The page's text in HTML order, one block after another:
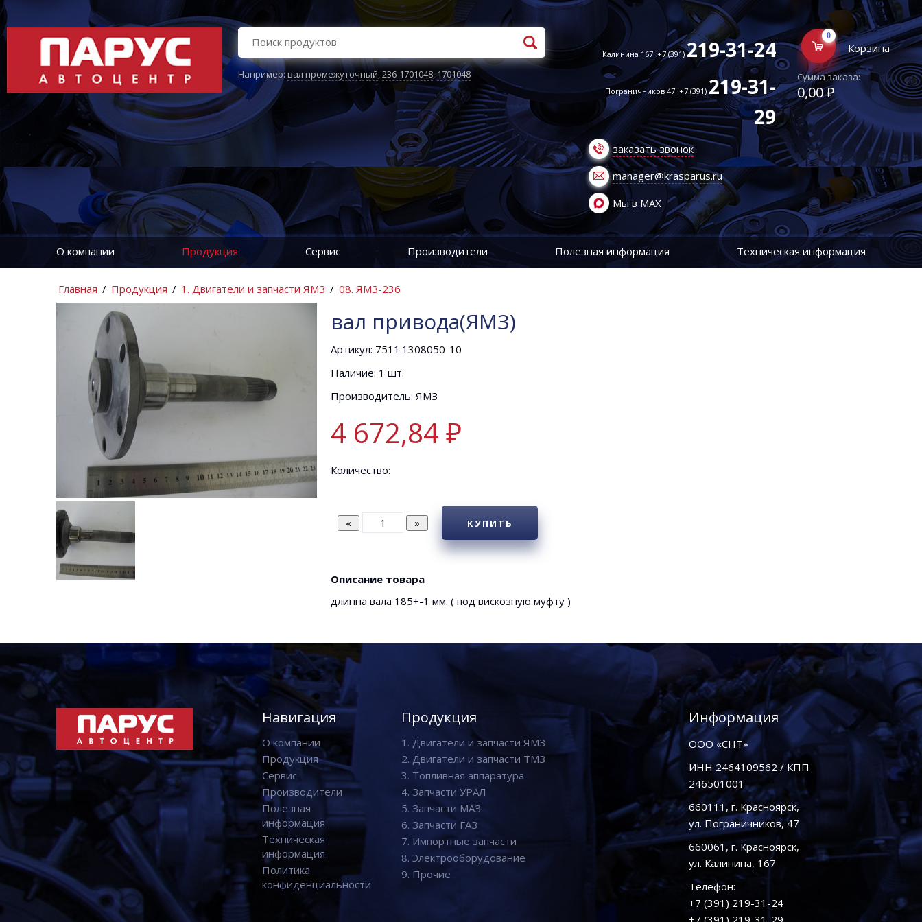
Например:вал промежуточный,236-1701048,1701048
Калинина 167: +7 (391)219-31-24
Пограничников 47: +7 (391)219-31-
29
заказать звонок
manager@krasparus.ru
Мы в MAX
0
Корзина
Сумма заказа:
0,00 ₽
О компании Продукция Сервис Производители Полезная информация Техническая информация
Главная / Продукция / 1. Двигатели и запчасти ЯМЗ / 08. ЯМЗ-236
вал привода(ЯМЗ)
Артикул: 7511.1308050-10
Наличие: 1 шт.
Производитель: ЯМЗ
4 672,84 ₽
Количество:
КУПИТЬ
Описание товара
длинна вала 185+-1 мм. ( под вискозную муфту )
Навигация
О компании
Продукция
Сервис
Производители
Полезная
информация
Техническая
информация
Политика
конфиденциальности
Продукция
1. Двигатели и запчасти ЯМЗ
2. Двигатели и запчасти ТМЗ
3. Топливная аппаратура
4. Запчасти УРАЛ
5. Запчасти МАЗ
6. Запчасти ГАЗ
7. Импортные запчасти
8. Электрооборудование
9. Прочие
Информация
ООО «СНТ»
ИНН 2464109562 / КПП
246501001
660111, г. Красноярск,
ул. Пограничников, 47
660061, г. Красноярск,
ул. Калинина, 167
Телефон:
+7 (391) 219-31-24
+7 (391) 219-31-29